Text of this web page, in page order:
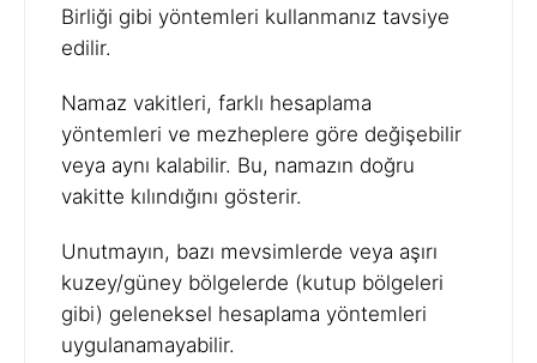
Birliği gibi yöntemleri kullanmanız tavsiye
edilir.
Namaz vakitleri, farklı hesaplama
yöntemleri ve mezheplere göre değişebilir
veya aynı kalabilir. Bu, namazın doğru
vakitte kılındığını gösterir.
Unutmayın, bazı mevsimlerde veya aşırı
kuzey/güney bölgelerde (kutup bölgeleri
gibi) geleneksel hesaplama yöntemleri
uygulanamayabilir.